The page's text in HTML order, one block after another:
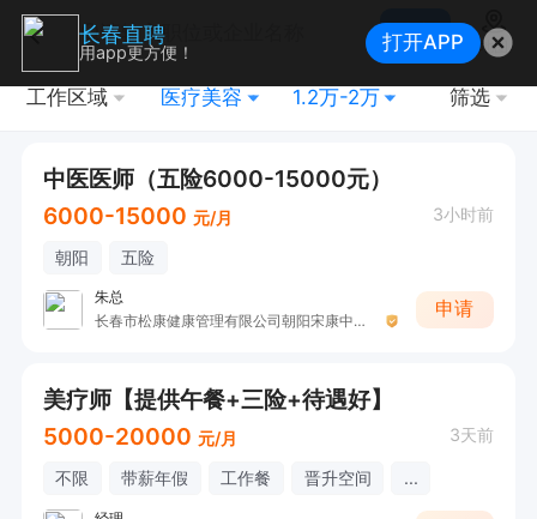
搜索
地图
工作区域 医疗美容 1.2万-2万 筛选
中医医师（五险6000-15000元）
6000-15000 元/月 3小时前
朝阳 五险
朱总
长春市松康健康管理有限公司朝阳宋康中医诊所
申请
美疗师【提供午餐+三险+待遇好】
5000-20000 元/月 3天前
不限 带薪年假 工作餐 晋升空间 ...
长春直聘
用app更方便！ 打开APP